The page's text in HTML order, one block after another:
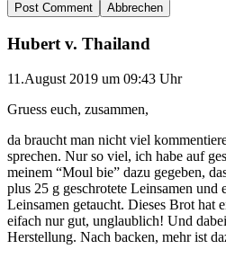
Abbrechen
Hubert v. Thailand
11.August 2019 um 09:43 Uhr
Gruess euch, zusammen,
da braucht man nicht viel
sprechen. Nur so viel, ich habe auf
meinem “Moul bie” dazu gegeben,
plus 25 g geschrotete Leinsamen und
Leinsamen getaucht. Dieses Brot hat
eifach nur gut, unglaublich! Und
Herstellung. Nach backen, mehr ist